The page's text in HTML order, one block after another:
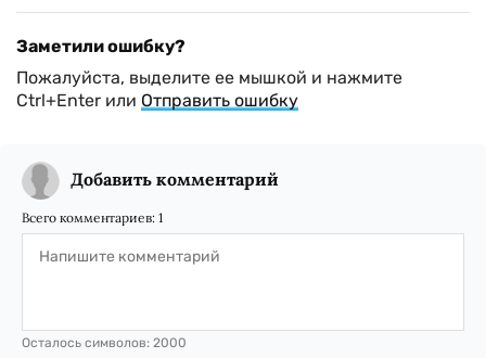
Заметили ошибку?
Пожалуйста, выделите ее мышкой и нажмите
Ctrl+Enter или Отправить ошибку
Добавить комментарий
Всего комментариев: 1
Осталось символов: 2000